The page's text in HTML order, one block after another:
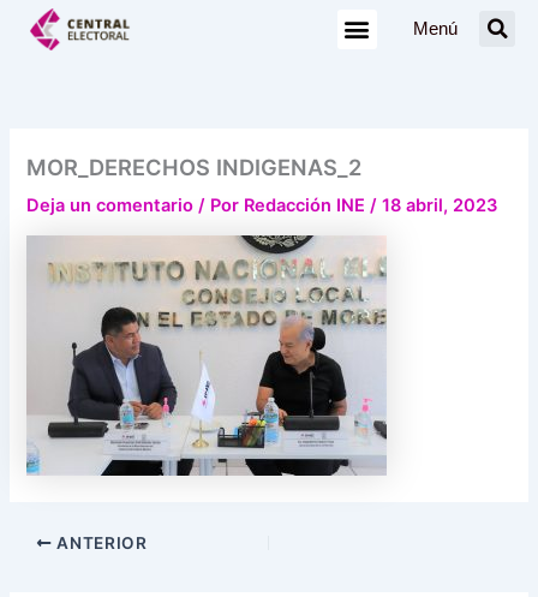
Menú
MOR_DERECHOS INDIGENAS_2
Deja un comentario / Por Redacción INE/18 abril, 2023
ANTERIOR